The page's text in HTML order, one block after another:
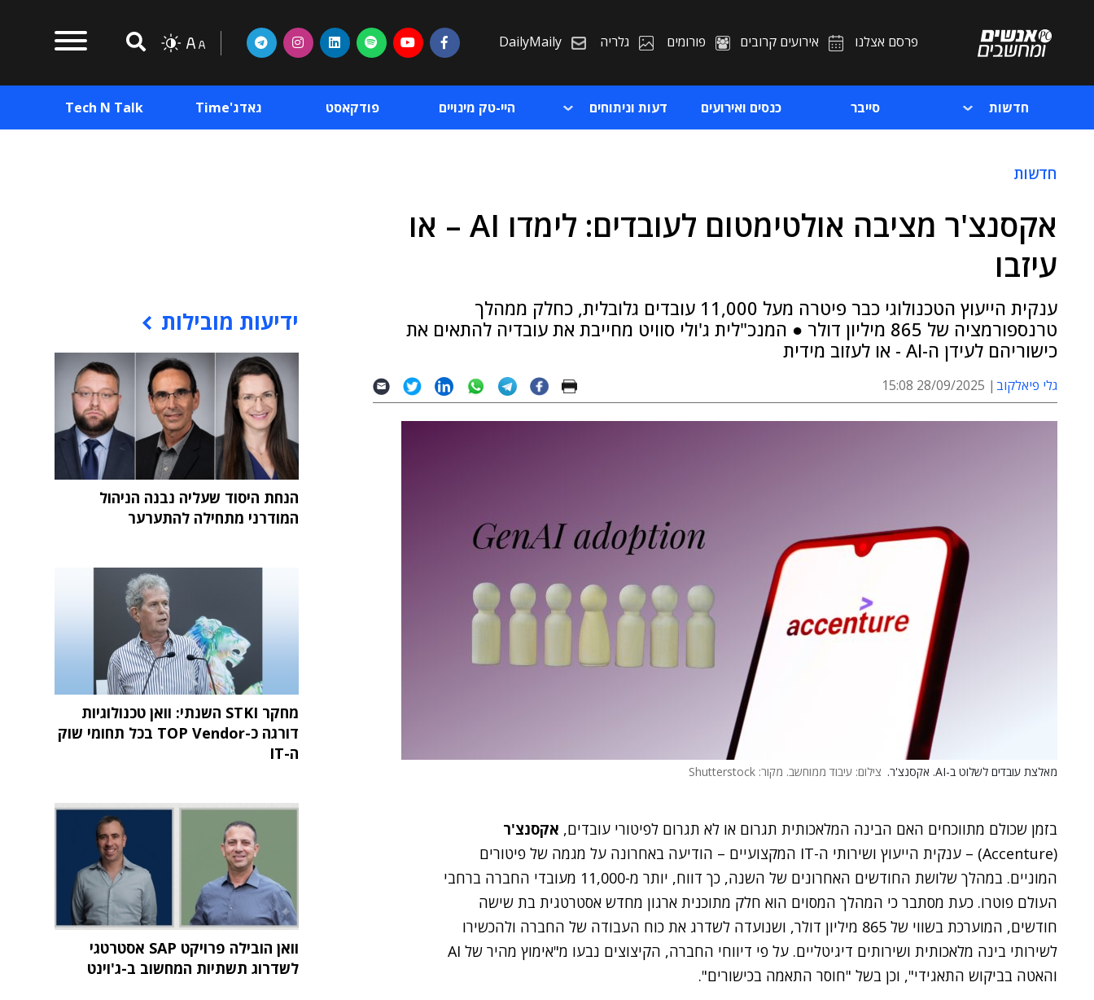
פרסם אצלנו אירועים קרובים פורומים גלריה DailyMaily
חדשות סייבר כנסים ואירועים דעות וניתוחים היי-טק מינויים פודקאסט גאדג'Time Tech N Talk
חדשות
אקסנצ'ר מציבה אולטימטום לעובדים: לימדו AI – או
עיזבו
ענקית הייעוץ הטכנולוגי כבר פיטרה מעל 11,000 עובדים גלובלית, כחלק ממהלך
טרנספורמציה של 865 מיליון דולר ● המנכ"לית ג'ולי סוויט מחייבת את עובדיה להתאים את
כישוריהם לעידן ה-AI - או לעזוב מידית
גלי פיאלקוב 28/09/2025 15:08
מאלצת עובדים לשלוט ב-AI. אקסנצ'ר. צילום: עיבוד ממוחשב. מקור: Shutterstock
בזמן שכולם מתווכחים האם הבינה המלאכותית תגרום או לא תגרום לפיטורי עובדים, אקסנצ'ר
(Accenture) – ענקית הייעוץ ושירותי ה-IT המקצועיים – הודיעה באחרונה על מגמה של פיטורים
המוניים. במהלך שלושת החודשים האחרונים של השנה, כך דווח, יותר מ-11,000 מעובדי החברה ברחבי
העולם פוטרו. כעת מסתבר כי המהלך המסוים הוא חלק מתוכנית ארגון מחדש אסטרטגית בת שישה
חודשים, המוערכת בשווי של 865 מיליון דולר, ושנועדה לשדרג את כוח העבודה של החברה ולהכשירו
לשירותי בינה מלאכותית ושירותים דיגיטליים. על פי דיווחי החברה, הקיצוצים נבעו מ"אימוץ מהיר של AI
והאטה בביקוש התאגידי", וכן בשל "חוסר התאמה בכישורים".
ידיעות מובילות
הנחת היסוד שעליה נבנה הניהול
המודרני מתחילה להתערער
מחקר STKI השנתי: וואן טכנולוגיות
דורגה כ-TOP Vendor בכל תחומי שוק
ה-IT
וואן הובילה פרויקט SAP אסטרטגי
לשדרוג תשתיות המחשוב ב-ג'וינט